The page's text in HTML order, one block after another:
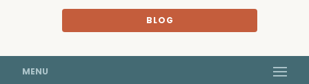
BLOG
MENU